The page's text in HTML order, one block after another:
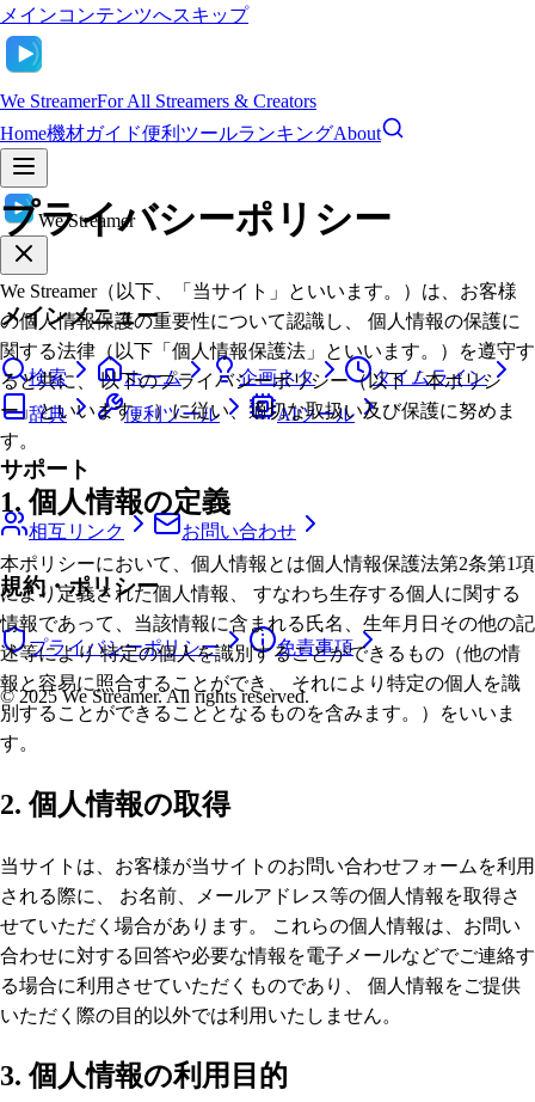
メインコンテンツへスキップ
We StreamerFor All Streamers & Creators
Home機材ガイド便利ツールランキングAbout
We Streamer
メインメニュー
検索 ホーム 企画ネタ
タイムライン
辞典
便利ツール AIツール
サポート
相互リンク お問い合わせ
規約・ポリシー
プライバシーポリシー 免責事項
© 2025 We Streamer. All rights reserved.
プライバシーポリシー
We Streamer（以下、「当サイト」といいます。）は、お客様
の個人情報保護の重要性について認識し、 個人情報の保護に
関する法律（以下「個人情報保護法」といいます。）を遵守す
ると共に、 以下のプライバシーポリシー（以下「本ポリシ
ー」といいます。）に従い、適切な取扱い及び保護に努めま
す。
1. 個人情報の定義
本ポリシーにおいて、個人情報とは個人情報保護法第2条第1項
により定義された個人情報、 すなわち生存する個人に関する
情報であって、当該情報に含まれる氏名、生年月日その他の記
述等により 特定の個人を識別することができるもの（他の情
報と容易に照合することができ、 それにより特定の個人を識
別することができることとなるものを含みます。）をいいま
す。
2. 個人情報の取得
当サイトは、お客様が当サイトのお問い合わせフォームを利用
される際に、 お名前、メールアドレス等の個人情報を取得さ
せていただく場合があります。 これらの個人情報は、お問い
合わせに対する回答や必要な情報を電子メールなどでご連絡す
る場合に利用させていただくものであり、 個人情報をご提供
いただく際の目的以外では利用いたしません。
3. 個人情報の利用目的